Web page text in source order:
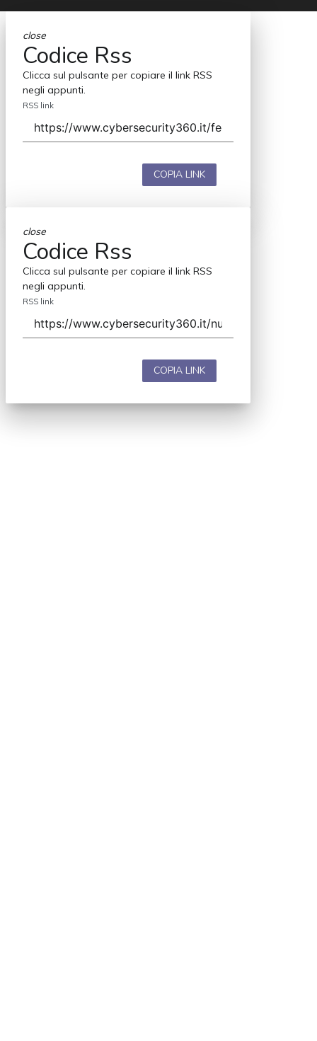
close
Codice Rss
Clicca sul pulsante per copiare il link RSS
negli appunti.
RSS link
COPIA LINK
close
Codice Rss
Clicca sul pulsante per copiare il link RSS
negli appunti.
RSS link
COPIA LINK